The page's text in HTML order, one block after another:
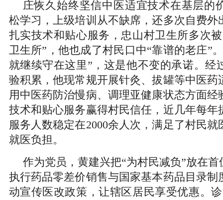
庄恢久始终坚信中医适宜技术在基层的
松学习，上级培训从不缺席，还多次自费外
扎实技术和贴心服务，忠山村卫生所多次
卫生所”，他也成了村民口中“靠谱的老庄”
就继续守在这里”，这是他不变的承诺。经
验积累，他现常规开展针灸、拔罐等中医药
用中医药防治慢病、调理亚健康状态方面经
技术和贴心服务赢得村民信任，近几年每年
服务人数稳定在2000余人次，满足了村民
就医负担。
作为党员，黄建兴把“为村民减负”放在
执行药品零差价销售与国家基本药品目录制
动宣传医改政策，让辖区居民享受优惠。